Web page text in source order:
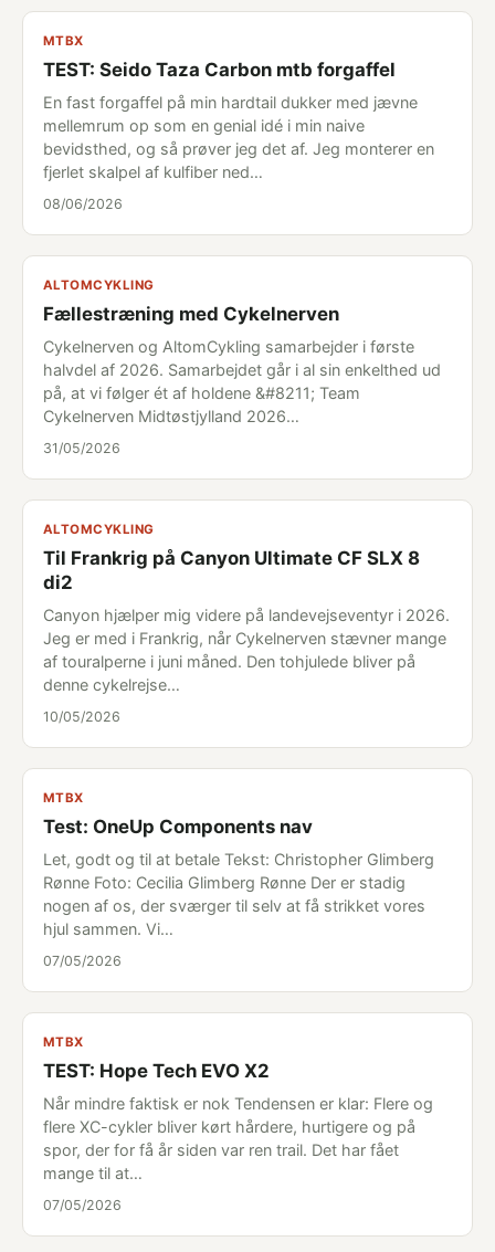
MTBX
TEST: Seido Taza Carbon mtb forgaffel
En fast forgaffel på min hardtail dukker med jævne
mellemrum op som en genial idé i min naive
bevidsthed, og så prøver jeg det af. Jeg monterer en
fjerlet skalpel af kulfiber ned…
08/06/2026
ALTOMCYKLING
Fællestræning med Cykelnerven
Cykelnerven og AltomCykling samarbejder i første
halvdel af 2026. Samarbejdet går i al sin enkelthed ud
på, at vi følger ét af holdene &#8211; Team
Cykelnerven Midtøstjylland 2026…
31/05/2026
ALTOMCYKLING
Til Frankrig på Canyon Ultimate CF SLX 8
di2
Canyon hjælper mig videre på landevejseventyr i 2026.
Jeg er med i Frankrig, når Cykelnerven stævner mange
af touralperne i juni måned. Den tohjulede bliver på
denne cykelrejse…
10/05/2026
MTBX
Test: OneUp Components nav
Let, godt og til at betale Tekst: Christopher Glimberg
Rønne Foto: Cecilia Glimberg Rønne Der er stadig
nogen af os, der sværger til selv at få strikket vores
hjul sammen. Vi…
07/05/2026
MTBX
TEST: Hope Tech EVO X2
Når mindre faktisk er nok Tendensen er klar: Flere og
flere XC-cykler bliver kørt hårdere, hurtigere og på
spor, der for få år siden var ren trail. Det har fået
mange til at…
07/05/2026